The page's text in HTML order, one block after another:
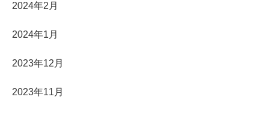
2024年2月
2024年1月
2023年12月
2023年11月